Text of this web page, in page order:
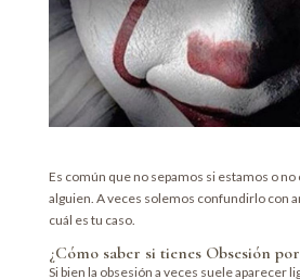
Es común que no sepamos si estamos o
alguien. A veces solemos confundirlo con
cuál es tu caso.
¿Cómo saber si tienes Obsesión
Si bien la obsesión a veces suele aparecer